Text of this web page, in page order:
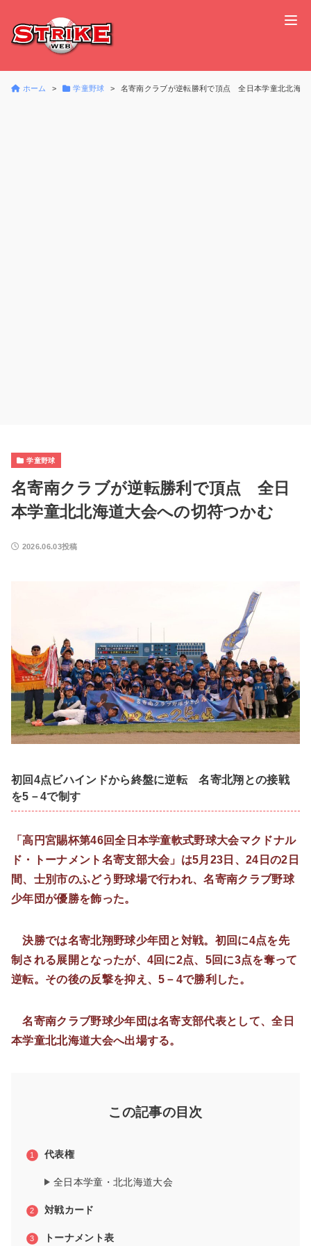
ホーム 学童野球 名寄南クラブが逆転勝利で頂点 全日本学童北北海道
学童野球
名寄南クラブが逆転勝利で頂点 全日
本学童北北海道大会への切符つかむ
2026.06.03投稿
初回4点ビハインドから終盤に逆転 名寄北翔との接戦
を5－4で制す
「高円宮賜杯第46回全日本学童軟式野球大会マクドナル
ド・トーナメント名寄支部大会」は5月23日、24日の2日
間、士別市のふどう野球場で行われ、名寄南クラブ野球
少年団が優勝を飾った。
決勝では名寄北翔野球少年団と対戦。初回に4点を先
制される展開となったが、4回に2点、5回に3点を奪って
逆転。その後の反撃を抑え、5－4で勝利した。
名寄南クラブ野球少年団は名寄支部代表として、全日
本学童北北海道大会へ出場する。
この記事の目次
代表権
全日本学童・北北海道大会
対戦カード
トーナメント表